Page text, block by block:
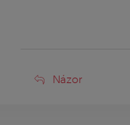
Názor
Názor